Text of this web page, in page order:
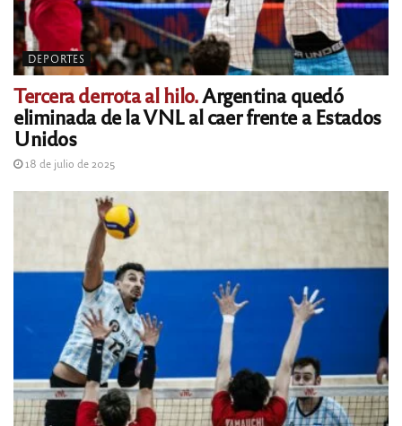
DEPORTES
Tercera derrota al hilo.Argentina quedó
eliminada de la VNL al caer frente a Estados
Unidos
18 de julio de 2025